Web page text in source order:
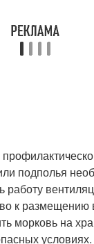
подполья
работу
к
морковь на
условиях.